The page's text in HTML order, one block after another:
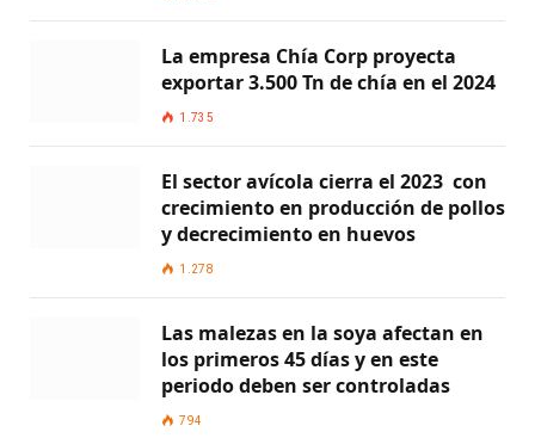
La empresa Chía Corp proyecta
exportar 3.500 Tn de chía en el 2024
1.735
El sector avícola cierra el 2023 con
crecimiento en producción de pollos
y decrecimiento en huevos
1.278
Las malezas en la soya afectan en
los primeros 45 días y en este
periodo deben ser controladas
794